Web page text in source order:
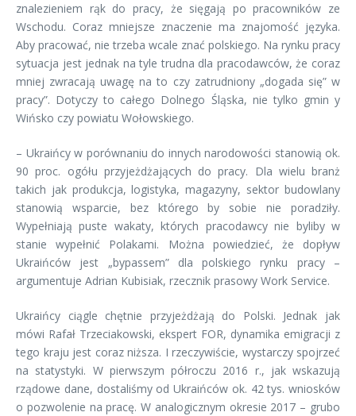
znalezieniem rąk do pracy, że sięgają po pracowników ze
Wschodu. Coraz mniejsze znaczenie ma znajomość języka.
Aby pracować, nie trzeba wcale znać polskiego. Na rynku pracy
sytuacja jest jednak na tyle trudna dla pracodawców, że coraz
mniej zwracają uwagę na to czy zatrudniony „dogada się” w
pracy”. Dotyczy to całego Dolnego Śląska, nie tylko gmin y
Wińsko czy powiatu Wołowskiego.
– Ukraińcy w porównaniu do innych narodowości stanowią ok.
90 proc. ogółu przyjeżdżających do pracy. Dla wielu branż
takich jak produkcja, logistyka, magazyny, sektor budowlany
stanowią wsparcie, bez którego by sobie nie poradziły.
Wypełniają puste wakaty, których pracodawcy nie byliby w
stanie wypełnić Polakami. Można powiedzieć, że dopływ
Ukraińców jest „bypassem” dla polskiego rynku pracy –
argumentuje Adrian Kubisiak, rzecznik prasowy Work Service.
Ukraińcy ciągle chętnie przyjeżdżają do Polski. Jednak jak
mówi Rafał Trzeciakowski, ekspert FOR, dynamika emigracji z
tego kraju jest coraz niższa. I rzeczywiście, wystarczy spojrzeć
na statystyki. W pierwszym półroczu 2016 r., jak wskazują
rządowe dane, dostaliśmy od Ukraińców ok. 42 tys. wniosków
o pozwolenie na pracę. W analogicznym okresie 2017 – grubo